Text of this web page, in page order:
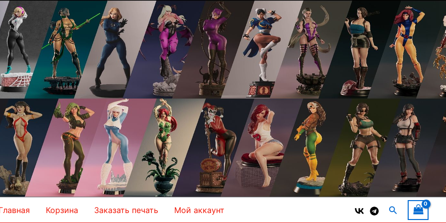
Корзина Заказать печать Мой аккаунт Поиск